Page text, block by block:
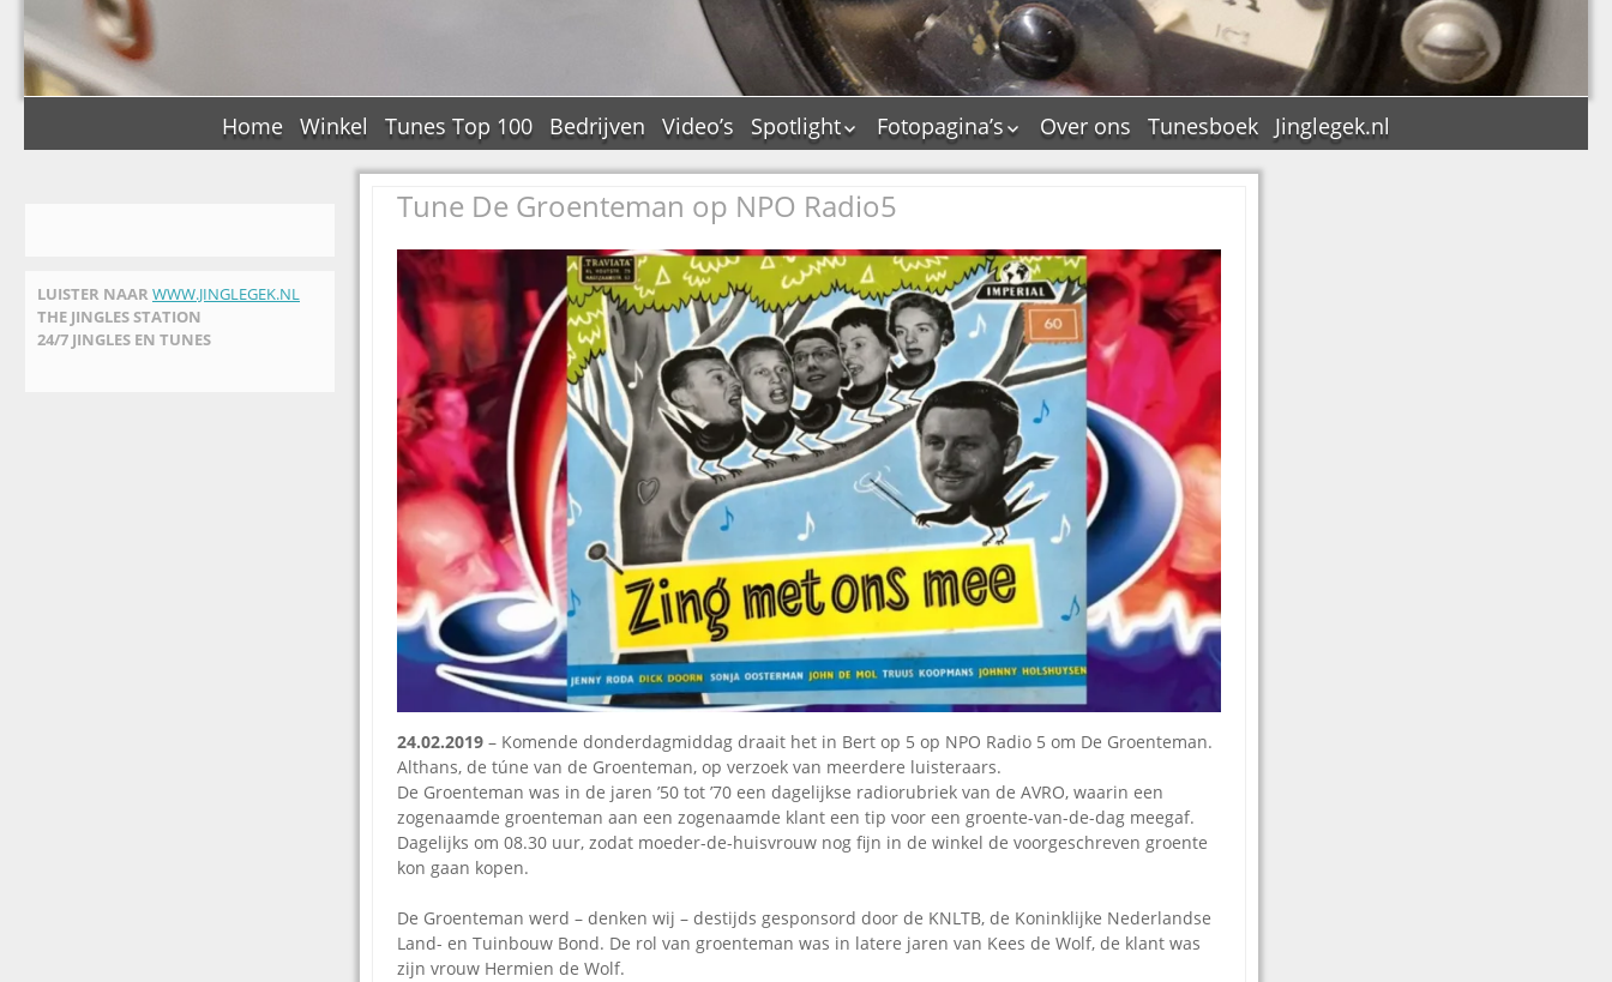
Home Winkel Tunes Top 100 Bedrijven Video’s
Spotlight
De Tourflitsjingle –
wie zijn de makers?
Jingledemo’s en hun
tags
Dallas jingle city
De Tourtune
Ferry Maat 65
Ferry Maat interview
Jingle Awards
Jingle NIEUW
Omroepbanden
Stoomfluit Klaas
Vaak
Uitvinding
jinglecassette
Fotopagina’s
JAM in pictures
PAMS in pictures
Pepper & Tanner in
pictures
Top Format in
pictures
Dik Voormekaar in
foto’s
Over ons Tunesboek Jinglegek.nl
LUISTER NAAR WWW.JINGLEGEK.NL
THE JINGLES STATION
24/7 JINGLES EN TUNES
Tune De Groenteman op NPO Radio5
24.02.2019 – Komende donderdagmiddag draait het in Bert op 5 op NPO Radio 5 om De Groenteman.
Althans, de túne van de Groenteman, op verzoek van meerdere luisteraars.
De Groenteman was in de jaren ’50 tot ’70 een dagelijkse radiorubriek van de AVRO, waarin een
zogenaamde groenteman aan een zogenaamde klant een tip voor een groente-van-de-dag meegaf.
Dagelijks om 08.30 uur, zodat moeder-de-huisvrouw nog fijn in de winkel de voorgeschreven groente
kon gaan kopen.
De Groenteman werd – denken wij – destijds gesponsord door de KNLTB, de Koninklijke Nederlandse
Land- en Tuinbouw Bond. De rol van groenteman was in latere jaren van Kees de Wolf, de klant was
zijn vrouw Hermien de Wolf.